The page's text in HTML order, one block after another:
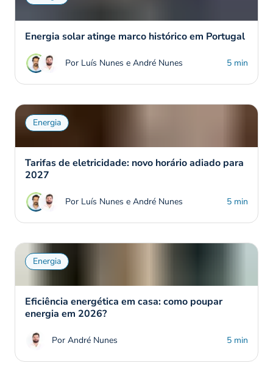
Energia solar atinge marco histórico em Portugal
Por Luís Nunes e André Nunes 5 min
Energia
Tarifas de eletricidade: novo horário adiado para
2027
Por Luís Nunes e André Nunes 5 min
Energia
Eficiência energética em casa: como poupar
energia em 2026?
Por André Nunes 5 min